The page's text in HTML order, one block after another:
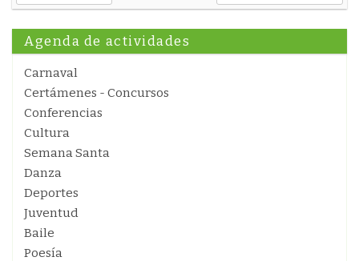
Agenda de actividades
Carnaval
Certámenes - Concursos
Conferencias
Cultura
Semana Santa
Danza
Deportes
Juventud
Baile
Poesía